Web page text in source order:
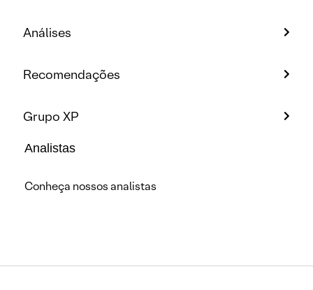
Análises
Recomendações
Grupo XP
Analistas
Conheça nossos analistas